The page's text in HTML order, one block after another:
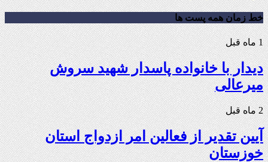
خط زمان همه پست ها
1 ماه قبل
دیدار با خانواده پاسدار شهید سروش
میرعالی
2 ماه قبل
آیین تقدیر از فعالین امر ازدواج استان
خوزستان